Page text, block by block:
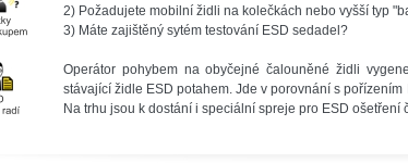
2) Požadujete mobilní židli na kolečkách nebo vyšší typ
3) Máte zajištěný sytém testování ESD sedadel?
Operátor pohybem na obyčejné čalouněné židli
stávající židle ESD potahem. Jde v porovnání s
Na trhu jsou k dostání i speciální spreje pro ESD ošetření